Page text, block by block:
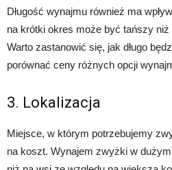
Długość wynajmu również ma
na krótki okres może być tańszy niż
Warto zastanowić się, jak długo
porównać ceny różnych opcji
3. Lokalizacja
Miejsce, w którym potrzebujemy
na koszt. Wynajem zwyżki w